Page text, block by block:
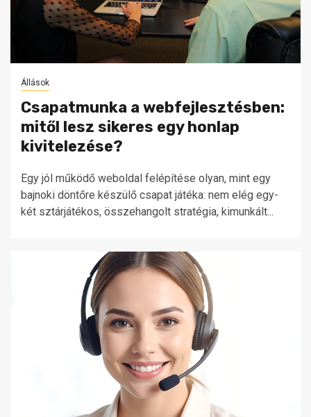
Állások
Csapatmunka a webfejlesztésben:
mitől lesz sikeres egy honlap
kivitelezése?
Egy jól működő weboldal felépítése olyan, mint egy
bajnoki döntőre készülő csapat játéka: nem elég egy-
két sztárjátékos, összehangolt stratégia, kimunkált...